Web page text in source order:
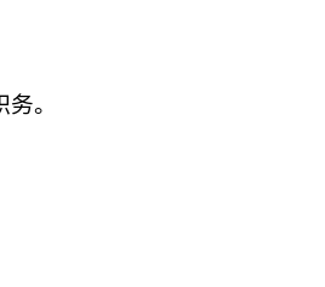
。